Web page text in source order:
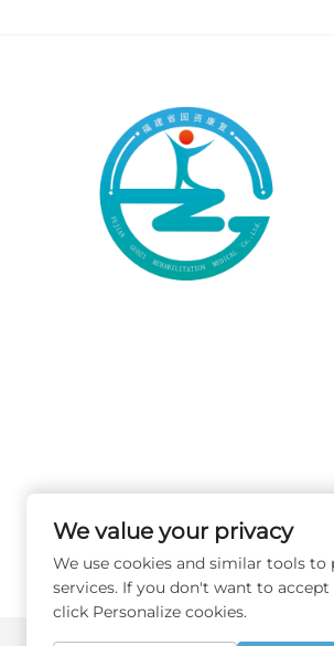
We value your privacy
We use cookies and similar tools to
services. If you don't want to accept
click Personalize cookies.